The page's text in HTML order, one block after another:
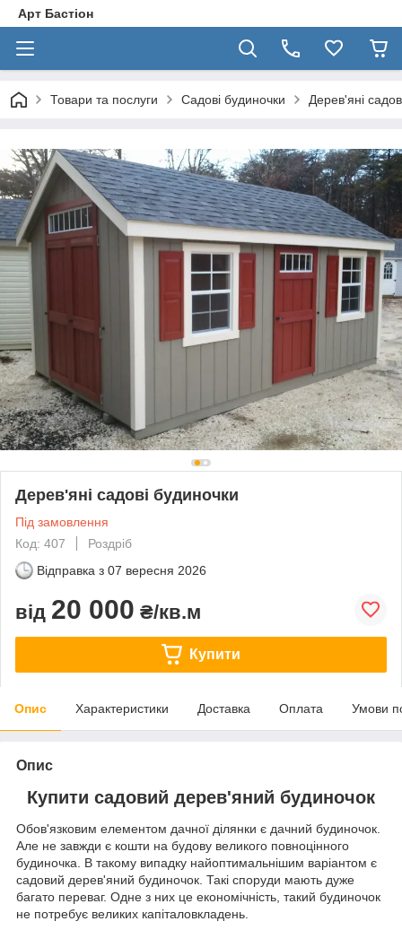
Арт Бастіон
Товари та послуги Садові будиночки Дерев'яні
Дерев'яні садові будиночки
Під замовлення
Код: 407
Роздріб
Відправка з 07 вересня 2026
від 20 000 ₴/кв.м
Купити
Опис Характеристики Доставка Оплата Умови
Опис
Купити садовий дерев'яний будиночок
Обов'язковим елементом дачної ділянки є дачний будиночок.
Але не завжди є кошти на будову великого повноцінного
будиночка. В такому випадку найоптимальнішим варіантом є
садовий дерев'яний будиночок. Такі споруди мають дуже
багато переваг. Одне з них це економічність, такий будиночок
не потребує великих капіталовкладень.